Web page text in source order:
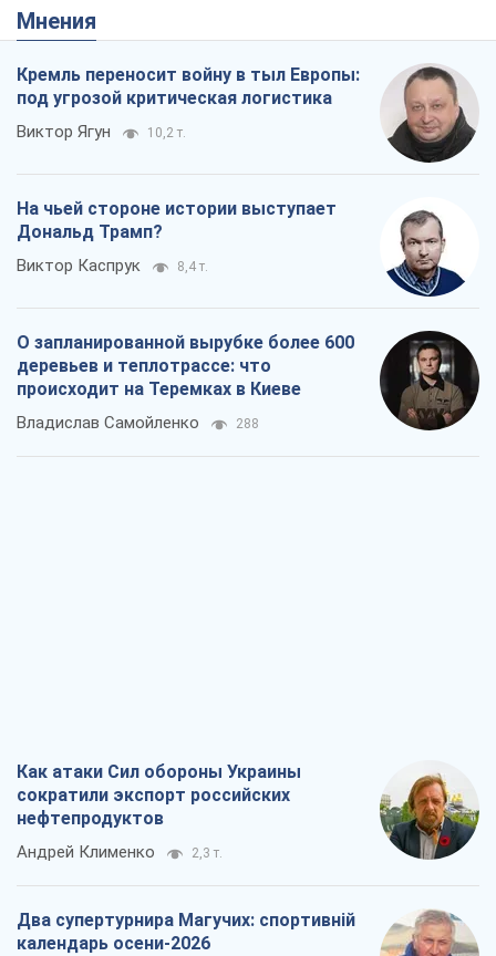
Мнения
Кремль переносит войну в тыл Европы:
под угрозой критическая логистика
Виктор Ягун 10,2 т.
На чьей стороне истории выступает
Дональд Трамп?
Виктор Каспрук 8,4 т.
О запланированной вырубке более 600
деревьев и теплотрассе: что
происходит на Теремках в Киеве
Владислав Самойленко 288
Как атаки Сил обороны Украины
сократили экспорт российских
нефтепродуктов
Андрей Клименко 2,3 т.
Два супертурнира Магучих: спортивній
календарь осени-2026